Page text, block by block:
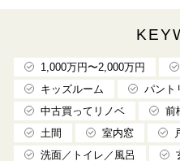
1,000万円〜2,000万円
キッズルーム
パント
中古買ってリノベ
前
土間
室内窓
洗面／トイレ／風呂